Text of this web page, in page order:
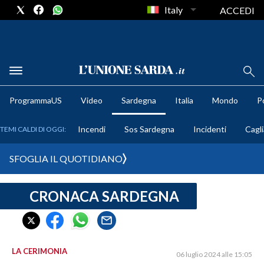
METEO
CRONACA SARDEGNA
CAGLIARI
SULCIS IGLESIENTE
Italy ACCEDI
ProgrammaUS Video Sardegna Italia Mondo
TEMI CALDI DI OGGI: Incendi Sos Sardegna Incidenti
SFOGLIA IL QUOTIDIANO
CRONACA SARDEGNA
LA CERIMONIA 06 luglio 2024 alle 15:05